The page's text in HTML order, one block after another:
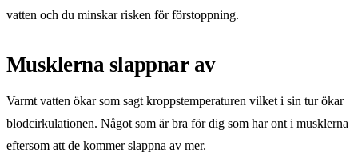
vatten och du minskar risken för förstoppning.
Musklerna slappnar av
Varmt vatten ökar som sagt kroppstemperaturen vilket i sin tur ökar
blodcirkulationen. Något som är bra för dig som har ont i musklerna
eftersom att de kommer slappna av mer.